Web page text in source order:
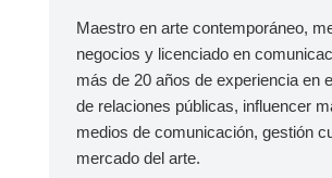
Maestro en arte contemporáneo,
negocios y licenciado en
más de 20 años de experiencia en
de relaciones públicas, influencer
medios de comunicación, gestión
mercado del arte.